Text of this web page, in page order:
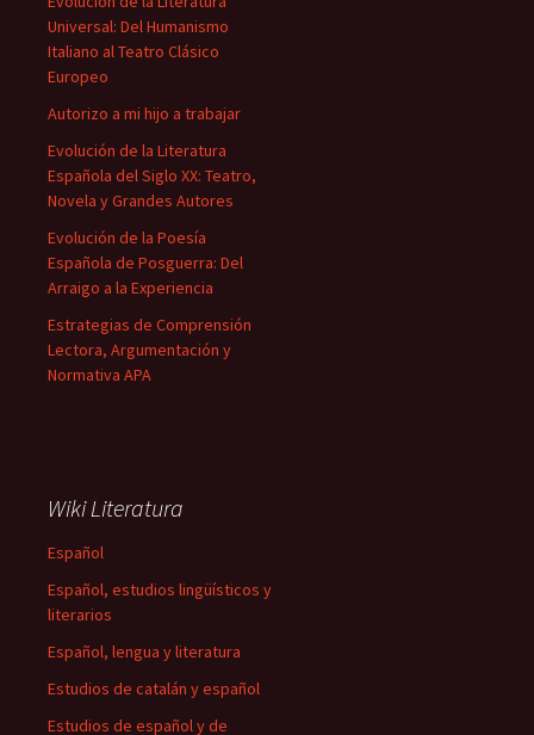
Universal: Del Humanismo
Italiano al Teatro Clásico
Europeo
Autorizo a mi hijo a trabajar
Evolución de la Literatura
Española del Siglo XX: Teatro,
Novela y Grandes Autores
Evolución de la Poesía
Española de Posguerra: Del
Arraigo a la Experiencia
Estrategias de Comprensión
Lectora, Argumentación y
Normativa APA
Wiki Literatura
Español
Español, estudios lingüísticos y
literarios
Español, lengua y literatura
Estudios de catalán y español
Estudios de español y de